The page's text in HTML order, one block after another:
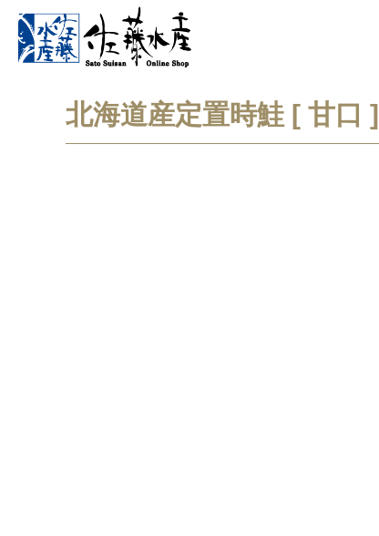
北海道産定置時鮭 [ 甘口 ]